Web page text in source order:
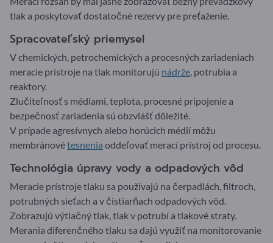
tlak a poskytovať dostatočné rezervy pre preťaženie.
Spracovateľský priemysel
V chemických, petrochemických a procesných zariadeniach
meracie prístroje na tlak monitorujú nádrže, potrubia a
reaktory.
Zlučiteľnosť s médiami, teplota, procesné pripojenie a
bezpečnosť zariadenia sú obzvlášť dôležité.
V prípade agresívnych alebo horúcich médií môžu
membránovétesnenia oddeľovať merací prístroj od procesu.
Technológia úpravy vody a odpadových vôd
Meracie prístroje tlaku sa používajú na čerpadlách, filtroch,
potrubných sieťach a v čistiarňach odpadových vôd.
Zobrazujú výtlačný tlak, tlak v potrubí a tlakové straty.
Merania diferenčného tlaku sa dajú využiť na monitorovanie